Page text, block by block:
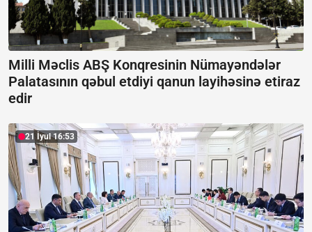
Milli Məclis ABŞ Konqresinin Nümayəndələr
Palatasının qəbul etdiyi qanun layihəsinə etiraz
edir
21 İyul 16:53